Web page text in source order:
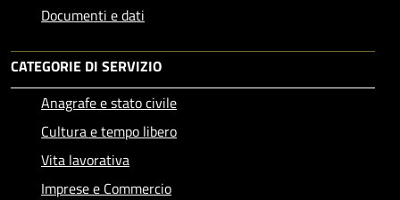
Documenti e dati
CATEGORIE DI SERVIZIO
Anagrafe e stato civile
Cultura e tempo libero
Vita lavorativa
Imprese e Commercio